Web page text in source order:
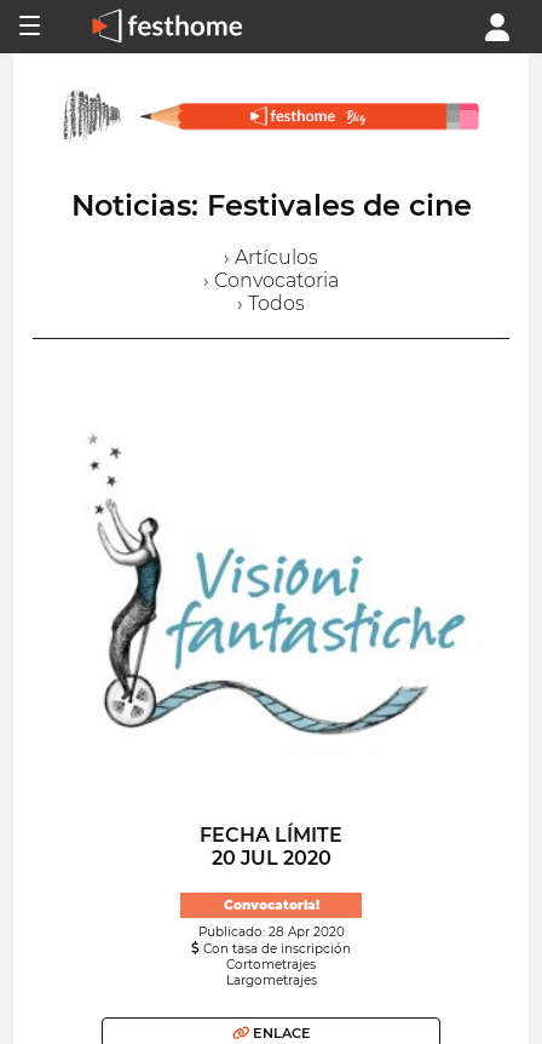
Noticias: Festivales de cine
› Artículos
› Convocatoria
› Todos
FECHA LÍMITE
20 JUL 2020
Convocatoria!
Publicado: 28 Apr 2020
Con tasa de inscripción
Cortometrajes
Largometrajes
ENLACE